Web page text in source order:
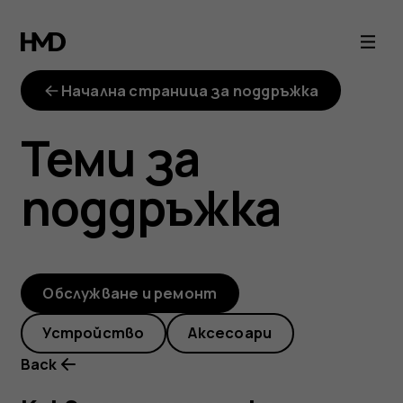
Какво
ще
стане,
ако
устройството
се
повреди,
след
Начална страница за поддръжка
Теми за
поддръжка
Обслужване и ремонт
Устройство
Аксесоари
Back